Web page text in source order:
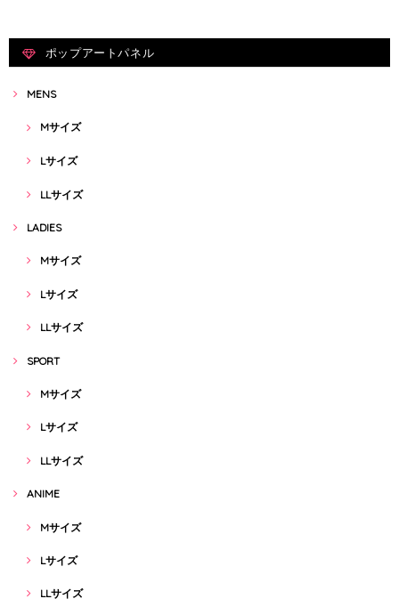
ポップアートパネル
MENS
Mサイズ
Lサイズ
LLサイズ
LADIES
Mサイズ
Lサイズ
LLサイズ
SPORT
Mサイズ
Lサイズ
LLサイズ
ANIME
Mサイズ
Lサイズ
LLサイズ